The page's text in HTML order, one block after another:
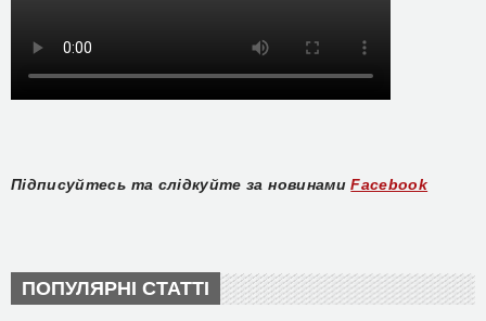
Підписуйтесь та слідкуйте за новинами Facebook
ПОПУЛЯРНІ СТАТТІ